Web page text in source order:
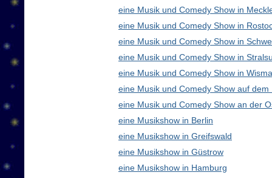
eine Musik und Comedy Show in
eine Musik und Comedy Show in
eine Musik und Comedy Show in
eine Musik und Comedy Show in
eine Musik und Comedy Show in
eine Musik und Comedy Show auf dem
eine Musik und Comedy Show an der
eine Musikshow in Berlin
eine Musikshow in Greifswald
eine Musikshow in Güstrow
eine Musikshow in Hamburg